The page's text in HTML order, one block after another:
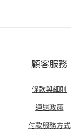
顧客服務
條款與細則
運送政策
付款服務方式